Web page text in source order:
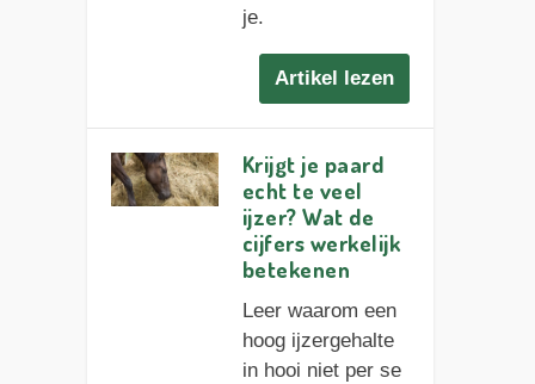
je.
Artikel lezen
Krijgt je paard
echt te veel
ijzer? Wat de
cijfers werkelijk
betekenen
Leer waarom een
hoog ijzergehalte
in hooi niet per se